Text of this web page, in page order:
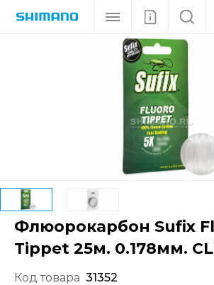
Флюорокарбон Sufix
Tippet 25м. 0.178мм.
Код товара 31352